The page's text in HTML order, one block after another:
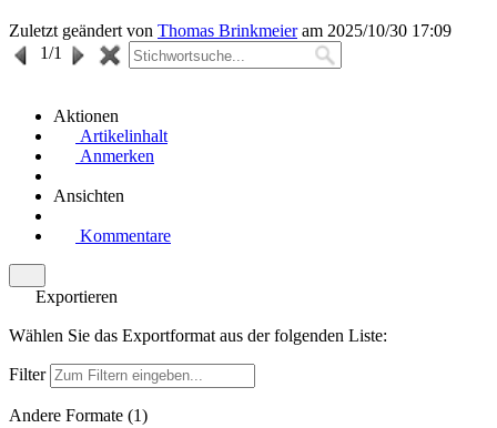
Zuletzt geändert von Thomas Brinkmeieram 2025/10/30 17:09
1/1
Aktionen
Artikelinhalt
Anmerken
Ansichten
Kommentare
Exportieren
Wählen Sie das Exportformat aus der folgenden Liste:
Filter
Andere Formate (1)